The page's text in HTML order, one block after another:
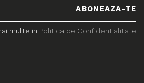
multe in Politica de Confidentialitate